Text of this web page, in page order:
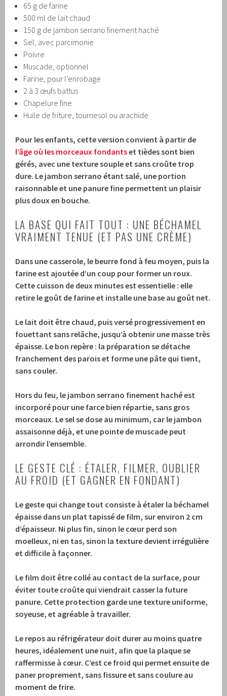
65 g de farine
500 ml de lait chaud
150 g de jambon serrano finement haché
Sel, avec parcimonie
Poivre
Muscade, optionnel
Farine, pour l’enrobage
2 à 3 œufs battus
Chapelure fine
Huile de friture, tournesol ou arachide
Pour les enfants, cette version convient à partir de
l’âge où les morceaux fondantset tièdes sont bien
gérés, avec une texture souple et sans croûte trop
dure. Le jambon serrano étant salé, une portion
raisonnable et une panure fine permettent un plaisir
plus doux en bouche.
LA BASE QUI FAIT TOUT : UNE BÉCHAMEL
VRAIMENT TENUE (ET PAS UNE CRÈME)
Dans une casserole, le beurre fond à feu moyen, puis la
farine est ajoutée d’un coup pour former un roux.
Cette cuisson de deux minutes est essentielle : elle
retire le goût de farine et installe une base au goût net.
Le lait doit être chaud, puis versé progressivement en
fouettant sans relâche, jusqu’à obtenir une masse très
épaisse. Le bon repère : la préparation se détache
franchement des parois et forme une pâte qui tient,
sans couler.
Hors du feu, le jambon serrano finement haché est
incorporé pour une farce bien répartie, sans gros
morceaux. Le sel se dose au minimum, car le jambon
assaisonne déjà, et une pointe de muscade peut
arrondir l’ensemble.
LE GESTE CLÉ : ÉTALER, FILMER, OUBLIER
AU FROID (ET GAGNER EN FONDANT)
Le geste qui change tout consiste à étaler la béchamel
épaisse dans un plat tapissé de film, sur environ 2 cm
d’épaisseur. Ni plus fin, sinon le cœur perd son
moelleux, ni en tas, sinon la texture devient irrégulière
et difficile à façonner.
Le film doit être collé au contact de la surface, pour
éviter toute croûte qui viendrait casser la future
panure. Cette protection garde une texture uniforme,
soyeuse, et agréable à travailler.
Le repos au réfrigérateur doit durer au moins quatre
heures, idéalement une nuit, afin que la plaque se
raffermisse à cœur. C’est ce froid qui permet ensuite de
paner proprement, sans fissure et sans coulure au
moment de frire.